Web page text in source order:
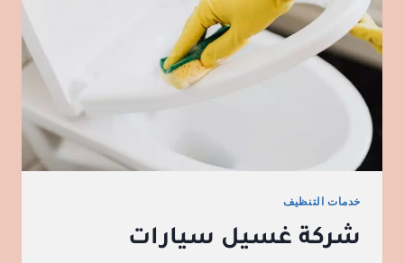
خدمات التنظيف
شركة غسيل سيارات